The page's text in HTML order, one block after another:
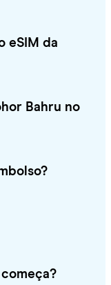
eSIM da
Bahru no